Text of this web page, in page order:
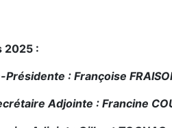
2025 :
: Françoise
Adjointe : Francine